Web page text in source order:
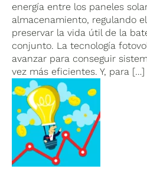
energía entre los paneles
almacenamiento, regulando
preservar la vida útil de la
conjunto. La tecnología
avanzar para conseguir
vez más eficientes. Y, para […]